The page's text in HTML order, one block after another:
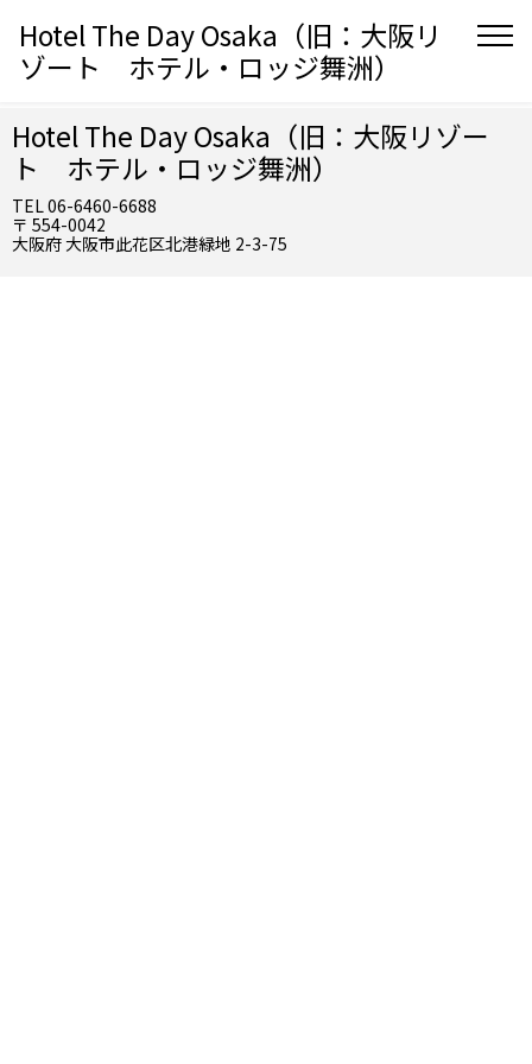
Hotel The Day Osaka（旧：大阪リ
ゾート ホテル・ロッジ舞洲）
Hotel The Day Osaka（旧：大阪リゾー
ト ホテル・ロッジ舞洲）
TEL 06-6460-6688
〒 554-0042
大阪府 大阪市此花区北港緑地 2-3-75